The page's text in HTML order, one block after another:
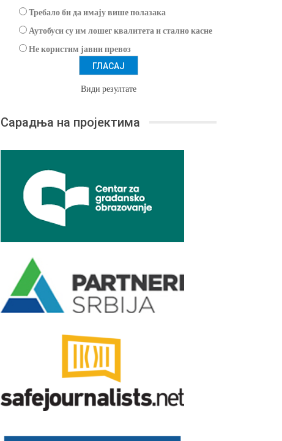
Требало би да имају више полазака
Аутобуси су им лошег квалитета и стално касне
Не користим јавни превоз
Види резултате
Сарадња на пројектима